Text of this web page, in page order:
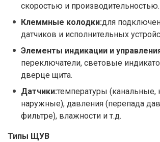
скоростью и производительностью.
Клеммные колодки:для
датчиков и исполнительных
Элементы индикации и
переключатели, световые
дверце щита.
Датчики:температуры (канальные,
наружные), давления (перепада
фильтре), влажности и т.д.
Типы ЩУВ